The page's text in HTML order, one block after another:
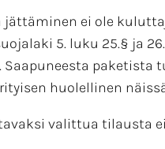
ei ole
5. luku 25.§ ja
Saapuneesta
huolellinen
valittua tilausta